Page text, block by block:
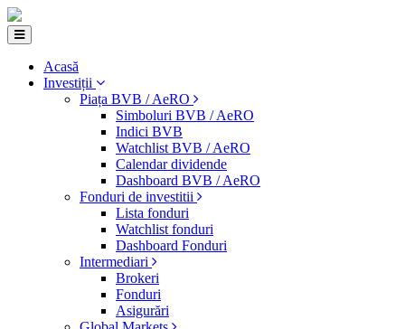
Acasă
Investiții
Piața BVB / AeRO
Simboluri BVB / AeRO
Indici BVB
Watchlist BVB / AeRO
Calendar dividende
Dashboard BVB / AeRO
Fonduri de investitii
Lista fonduri
Watchlist fonduri
Dashboard Fonduri
Intermediari
Brokeri
Fonduri
Asigurări